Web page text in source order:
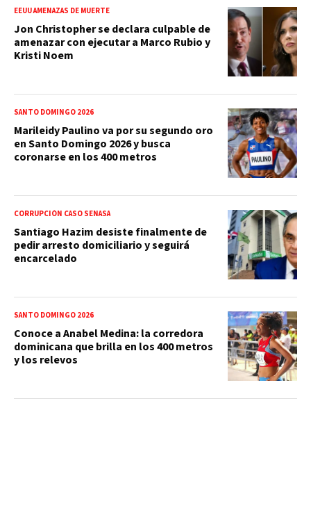
EEUU AMENAZAS DE MUERTE
Jon Christopher se declara culpable de
amenazar con ejecutar a Marco Rubio y
Kristi Noem
SANTO DOMINGO 2026
Marileidy Paulino va por su segundo oro
en Santo Domingo 2026 y busca
coronarse en los 400 metros
CORRUPCIÓN CASO SENASA
Santiago Hazim desiste finalmente de
pedir arresto domiciliario y seguirá
encarcelado
SANTO DOMINGO 2026
Conoce a Anabel Medina: la corredora
dominicana que brilla en los 400 metros
y los relevos